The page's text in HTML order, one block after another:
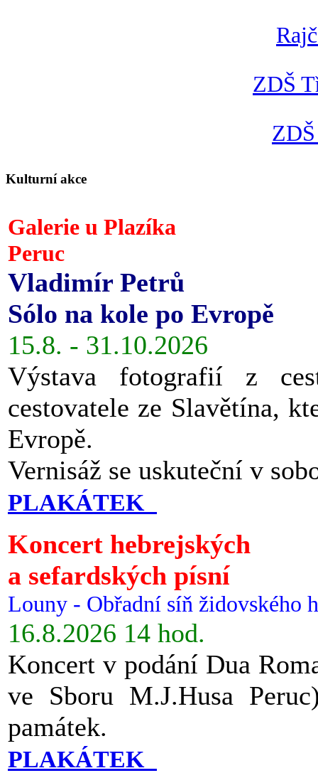
ZDŠ
Kulturní akce
Galerie u Plazíka
Peruc
Vladimír Petrů
Sólo na kole po Evropě
15.8. - 31.10.2026
Výstava fotografií z
cestovatele ze Slavětína,
Evropě.
Vernisáž se uskuteční v
PLAKÁTEK
Koncert hebrejských
a sefardských písní
Louny - Obřadní síň židovského
16.8.2026 14 hod.
Koncert v podání Dua
ve Sboru M.J.Husa
památek.
PLAKÁTEK